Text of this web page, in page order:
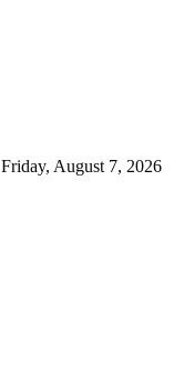
Friday, August 7, 2026